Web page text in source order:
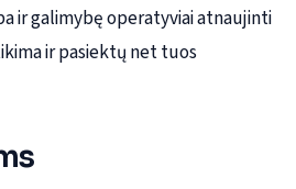
ir galimybę operatyviai atnaujinti
ir pasiektų net tuos